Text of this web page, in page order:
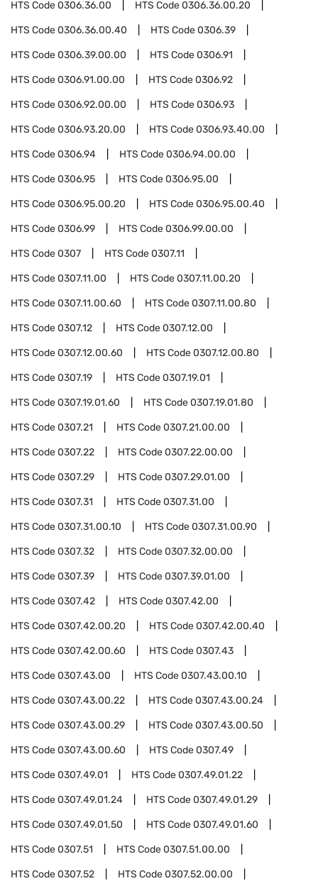
HTS Code0306.36.00 HTS Code0306.36.00.20
HTS Code0306.36.00.40 HTS Code0306.39
HTS Code0306.39.00.00 HTS Code0306.91
HTS Code0306.91.00.00 HTS Code0306.92
HTS Code0306.92.00.00 HTS Code0306.93
HTS Code0306.93.20.00 HTS Code0306.93.40.00
HTS Code0306.94 HTS Code0306.94.00.00
HTS Code0306.95 HTS Code0306.95.00
HTS Code0306.95.00.20 HTS Code0306.95.00.40
HTS Code0306.99 HTS Code0306.99.00.00
HTS Code0307 HTS Code0307.11
HTS Code0307.11.00 HTS Code0307.11.00.20
HTS Code0307.11.00.60 HTS Code0307.11.00.80
HTS Code0307.12 HTS Code0307.12.00
HTS Code0307.12.00.60 HTS Code0307.12.00.80
HTS Code0307.19 HTS Code0307.19.01
HTS Code0307.19.01.60 HTS Code0307.19.01.80
HTS Code0307.21 HTS Code0307.21.00.00
HTS Code0307.22 HTS Code0307.22.00.00
HTS Code0307.29 HTS Code0307.29.01.00
HTS Code0307.31 HTS Code0307.31.00
HTS Code0307.31.00.10 HTS Code0307.31.00.90
HTS Code0307.32 HTS Code0307.32.00.00
HTS Code0307.39 HTS Code0307.39.01.00
HTS Code0307.42 HTS Code0307.42.00
HTS Code0307.42.00.20 HTS Code0307.42.00.40
HTS Code0307.42.00.60 HTS Code0307.43
HTS Code0307.43.00 HTS Code0307.43.00.10
HTS Code0307.43.00.22 HTS Code0307.43.00.24
HTS Code0307.43.00.29 HTS Code0307.43.00.50
HTS Code0307.43.00.60 HTS Code0307.49
HTS Code0307.49.01 HTS Code0307.49.01.22
HTS Code0307.49.01.24 HTS Code0307.49.01.29
HTS Code0307.49.01.50 HTS Code0307.49.01.60
HTS Code0307.51 HTS Code0307.51.00.00
HTS Code0307.52 HTS Code0307.52.00.00